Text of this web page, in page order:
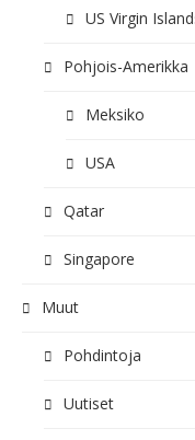
US Virgin
Pohjois-Amerikka
Meksiko
USA
Qatar
Singapore
Muut
Pohdintoja
Uutiset